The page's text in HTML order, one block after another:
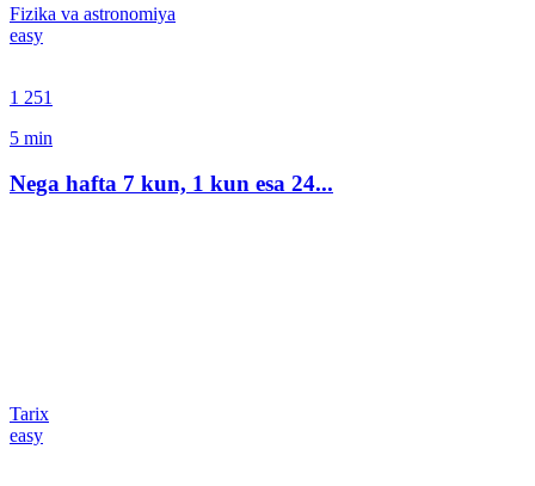
Fizika va astronomiya
easy
1 251
5 min
Nega hafta 7 kun, 1 kun esa 24...
Tarix
easy